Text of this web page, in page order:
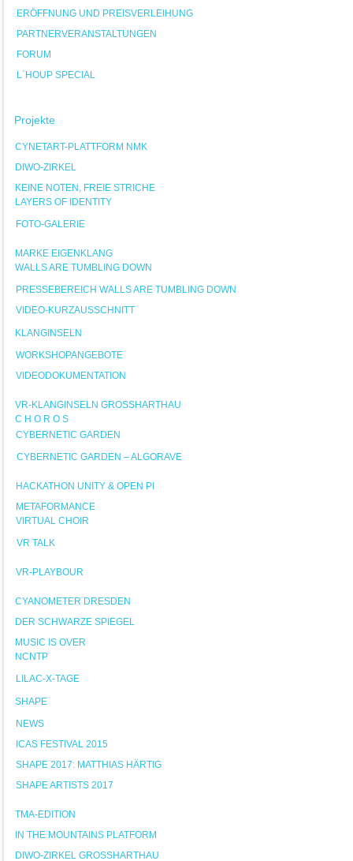
ERÖFFNUNG UND PREISVERLEIHUNG
PARTNERVERANSTALTUNGEN
FORUM
L`HOUP SPECIAL
Projekte
CYNETART-PLATTFORM NMK
DIWO-ZIRKEL
KEINE NOTEN, FREIE STRICHE
LAYERS OF IDENTITY
FOTO-GALERIE
MARKE EIGENKLANG
WALLS ARE TUMBLING DOWN
PRESSEBEREICH WALLS ARE TUMBLING DOWN
VIDEO-KURZAUSSCHNITT
KLANGINSELN
WORKSHOPANGEBOTE
VIDEODOKUMENTATION
VR-KLANGINSELN GROSSHARTHAU
C H O R O S
CYBERNETIC GARDEN
CYBERNETIC GARDEN – ALGORAVE
HACKATHON UNITY & OPEN PI
METAFORMANCE
VIRTUAL CHOIR
VR TALK
VR-PLAYBOUR
CYANOMETER DRESDEN
DER SCHWARZE SPIEGEL
MUSIC IS OVER
NCNTP
LILAC-X-TAGE
SHAPE
NEWS
ICAS FESTIVAL 2015
SHAPE 2017: MATTHIAS HÄRTIG
SHAPE ARTISTS 2017
TMA-EDITION
IN THE MOUNTAINS PLATFORM
DIWO-ZIRKEL GROSSHARTHAU